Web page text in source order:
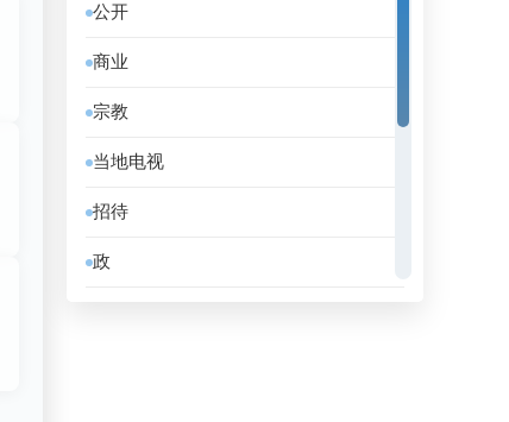
佛得角
俄罗斯
保加利亚
克罗地亚
冰岛
刚果共和国
公开
商业
宗教
当地电视
招待
政